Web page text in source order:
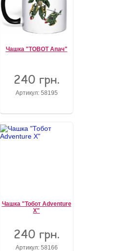
Чашка "TOBOT Апач"
240 грн.
Артикул: 58195
Чашка "Тобот Adventure
X"
240 грн.
Артикул: 58166